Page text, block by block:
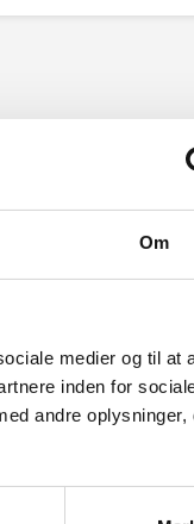
Om
medier og til at
inden for
andre oplysninger,